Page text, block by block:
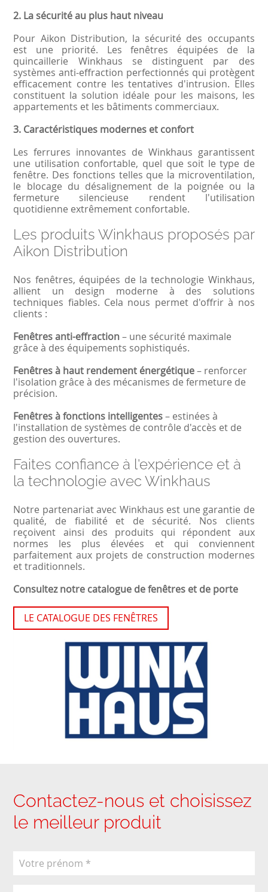
2. La sécurité au plus haut niveau
Pour Aikon Distribution, la sécurité des occupants
est une priorité. Les fenêtres équipées de la
quincaillerie Winkhaus se distinguent par des
systèmes anti-effraction perfectionnés qui protègent
efficacement contre les tentatives d'intrusion. Elles
constituent la solution idéale pour les maisons, les
appartements et les bâtiments commerciaux.
3. Caractéristiques modernes et confort
Les ferrures innovantes de Winkhaus garantissent
une utilisation confortable, quel que soit le type de
fenêtre. Des fonctions telles que la microventilation,
le blocage du désalignement de la poignée ou la
fermeture silencieuse rendent l'utilisation
quotidienne extrêmement confortable.
Les produits Winkhaus proposés par
Aikon Distribution
Nos fenêtres, équipées de la technologie Winkhaus,
allient un design moderne à des solutions
techniques fiables. Cela nous permet d'offrir à nos
clients :
Fenêtres anti-effraction– une sécurité maximale
grâce à des équipements sophistiqués.
Fenêtres à haut rendement énergétique– renforcer
l'isolation grâce à des mécanismes de fermeture de
précision.
Fenêtres à fonctions intelligentes– estinées à
l'installation de systèmes de contrôle d'accès et de
gestion des ouvertures.
Faites confiance à l'expérience et à
la technologie avec Winkhaus
Notre partenariat avec Winkhaus est une garantie de
qualité, de fiabilité et de sécurité. Nos clients
reçoivent ainsi des produits qui répondent aux
normes les plus élevées et qui conviennent
parfaitement aux projets de construction modernes
et traditionnels.
Consultez notre catalogue de fenêtres et de porte
LE CATALOGUE DES FENÊTRES
Contactez-nous et choisissez
le meilleur produit